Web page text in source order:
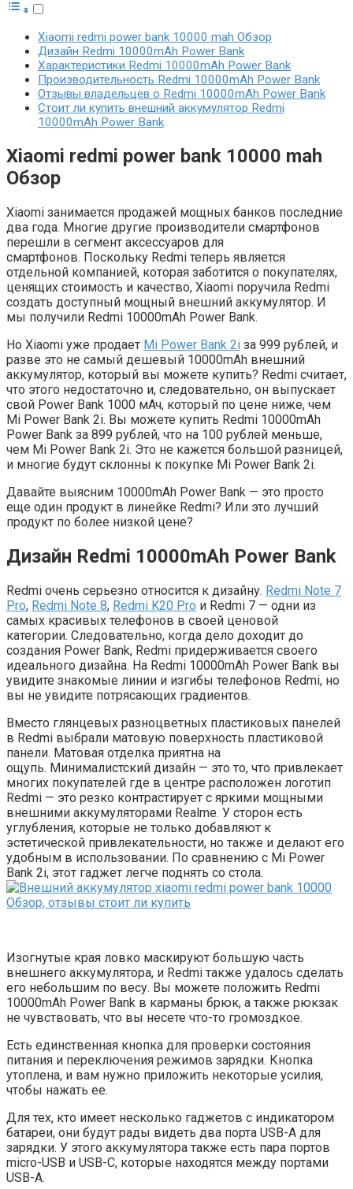
Xiaomi redmi power bank 10000 mah Обзор
Дизайн Redmi 10000mAh Power Bank
Характеристики Redmi 10000mAh Power Bank
Производительность Redmi 10000mAh Power Bank
Отзывы владельцев о Redmi 10000mAh Power Bank
Стоит ли купить внешний аккумулятор Redmi
10000mAh Power Bank
Xiaomi redmi power bank 10000 mah
Обзор
Xiaomi занимается продажей мощных банков последние
два года. Многие другие производители смартфонов
перешли в сегмент аксессуаров для
смартфонов. Поскольку Redmi теперь является
отдельной компанией, которая заботится о покупателях,
ценящих стоимость и качество, Xiaomi поручила Redmi
создать доступный мощный внешний аккумулятор. И
мы получили Redmi 10000mAh Power Bank.
Но Xiaomi уже продает Mi Power Bank 2i за 999 рублей, и
разве это не самый дешевый 10000mAh внешний
аккумулятор, который вы можете купить? Redmi считает,
что этого недостаточно и, следовательно, он выпускает
свой Power Bank 1000 мАч, который по цене ниже, чем
Mi Power Bank 2i. Вы можете купить Redmi 10000mAh
Power Bank за 899 рублей, что на 100 рублей меньше,
чем Mi Power Bank 2i. Это не кажется большой разницей,
и многие будут склонны к покупке Mi Power Bank 2i.
Давайте выясним 10000mAh Power Bank — это просто
еще один продукт в линейке Redmi? Или это лучший
продукт по более низкой цене?
Дизайн Redmi 10000mAh Power Bank
Redmi очень серьезно относится к дизайну. Redmi Note 7
Pro, Redmi Note 8, Redmi K20 Pro и Redmi 7 — одни из
самых красивых телефонов в своей ценовой
категории. Следовательно, когда дело доходит до
создания Power Bank, Redmi придерживается своего
идеального дизайна. На Redmi 10000mAh Power Bank вы
увидите знакомые линии и изгибы телефонов Redmi, но
вы не увидите потрясающих градиентов.
Вместо глянцевых разноцветных пластиковых панелей
в Redmi выбрали матовую поверхность пластиковой
панели. Матовая отделка приятна на
ощупь. Минималистский дизайн — это то, что привлекает
многих покупателей где в центре расположен логотип
Redmi — это резко контрастирует с яркими мощными
внешними аккумуляторами Realme. У сторон есть
углубления, которые не только добавляют к
эстетической привлекательности, но также и делают его
удобным в использовании. По сравнению с Mi Power
Bank 2i, этот гаджет легче поднять со стола.
Изогнутые края ловко маскируют большую часть
внешнего аккумулятора, и Redmi также удалось сделать
его небольшим по весу. Вы можете положить Redmi
10000mAh Power Bank в карманы брюк, а также рюкзак
не чувствовать, что вы несете что-то громоздкое.
Есть единственная кнопка для проверки состояния
питания и переключения режимов зарядки. Кнопка
утоплена, и вам нужно приложить некоторые усилия,
чтобы нажать ее.
Для тех, кто имеет несколько гаджетов с индикатором
батареи, они будут рады видеть два порта USB-A для
зарядки. У этого аккумулятора также есть пара портов
micro-USB и USB-C, которые находятся между портами
USB-A.